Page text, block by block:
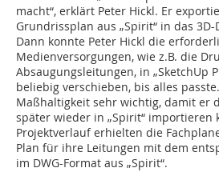
macht“, erklärt Peter Hickl. Er
Grundrissplan aus „Spirit“ in das
Dann konnte Peter Hickl die
Medienversorgungen, wie z.B. die
Absaugungsleitungen, in „SketchUp
beliebig verschieben, bis alles
Maßhaltigkeit sehr wichtig, damit er
später wieder in „Spirit“ importieren
Projektverlauf erhielten die
Plan für ihre Leitungen mit dem
im DWG-Format aus „Spirit“.